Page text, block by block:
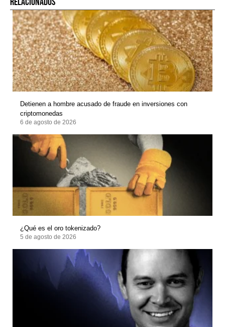
Detienen a hombre acusado de fraude en inversiones con
criptomonedas
6 de agosto de 2026
¿Qué es el oro tokenizado?
5 de agosto de 2026